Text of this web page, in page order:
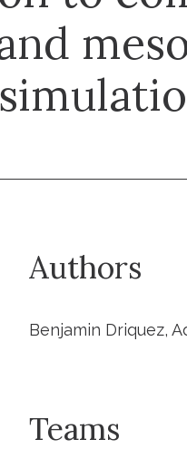
Authors
Benjamin Driquez,
Teams